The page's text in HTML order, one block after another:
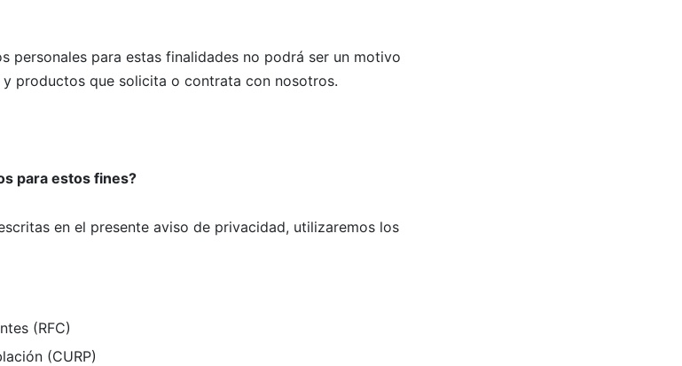
personales para estas finalidades no podrá ser un motivo
productos que solicita o contrata con nosotros.
para estos fines?
en el presente aviso de privacidad, utilizaremos los
(RFC)
(CURP)